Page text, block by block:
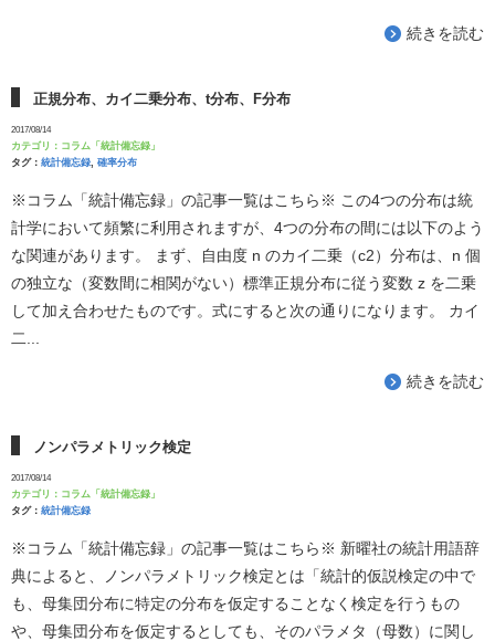
続きを読む
正規分布、カイ二乗分布、t分布、F分布
2017/08/14
カテゴリ： コラム「統計備忘録」
タグ： 統計備忘録 確率分布
※コラム「統計備忘録」の記事一覧はこちら※ この4つの分布は統
計学において頻繁に利用されますが、4つの分布の間には以下のよう
な関連があります。 まず、自由度 n のカイ二乗（c2）分布は、n 個
の独立な（変数間に相関がない）標準正規分布に従う変数 z を二乗
して加え合わせたものです。式にすると次の通りになります。 カイ
二...
続きを読む
ノンパラメトリック検定
2017/08/14
カテゴリ： コラム「統計備忘録」
タグ： 統計備忘録
※コラム「統計備忘録」の記事一覧はこちら※ 新曜社の統計用語辞
典によると、ノンパラメトリック検定とは「統計的仮説検定の中で
も、母集団分布に特定の分布を仮定することなく検定を行うもの
や、母集団分布を仮定するとしても、そのパラメタ（母数）に関し